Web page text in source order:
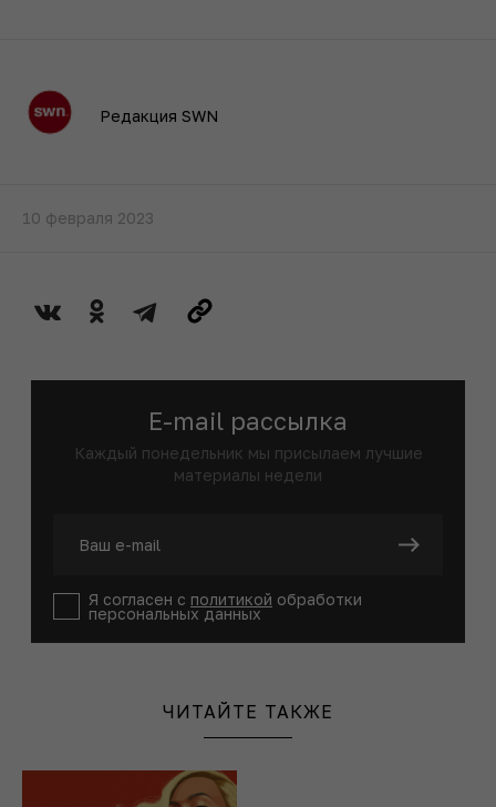
Редакция SWN
10 февраля 2023
E-mail рассылка
Каждый понедельник мы присылаем лучшие
материалы недели
Я согласен с политикой обработки
персональных данных
ЧИТАЙТЕ ТАКЖЕ